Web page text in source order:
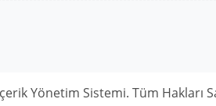
Yönetim Sistemi. Tüm Hakları